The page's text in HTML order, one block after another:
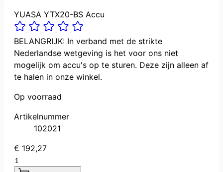
YUASA YTX20-BS Accu
BELANGRIJK: In verband met de strikte
Nederlandse wetgeving is het voor ons niet
mogelijk om accu's op te sturen. Deze zijn alleen af
te halen in onze winkel.
Op voorraad
Artikelnummer
102021
€ 192,27
Aantal